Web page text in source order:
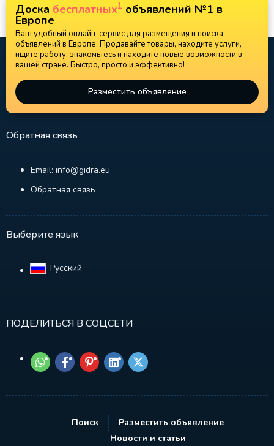
Доска бесплатных1 объявлений №1 в
Европе
Ваш удобный онлайн-сервис для размещения и поиска
объявлений в Европе. Продавайте товары, находите услуги,
ищите работу, знакомьтесь и находите новые возможности в
вашей стране. Быстро, просто и эффективно!
Разместить объявление
Обратная связь
Email: info@gidra.eu
Обратная связь
Выберите язык
Русский‎
ПОДЕЛИТЬСЯ В СОЦСЕТИ
Поиск
Разместить объявление
Новости и статьи